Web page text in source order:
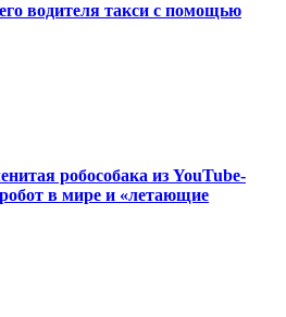
водителя такси с помощью
робособака из YouTube-
в мире и «летающие